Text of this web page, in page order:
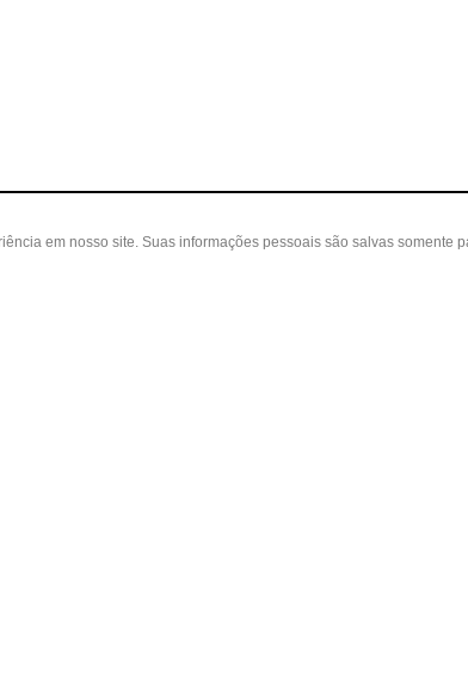
em nosso site. Suas informações pessoais são salvas somente